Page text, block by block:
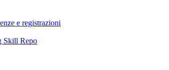
e registrazioni
Skill Repo